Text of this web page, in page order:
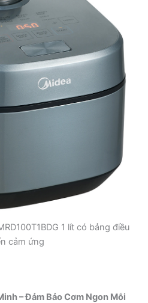
1 lít có bảng điều
cảm ứng
– Đảm Bảo Cơm Ngon Mỗi